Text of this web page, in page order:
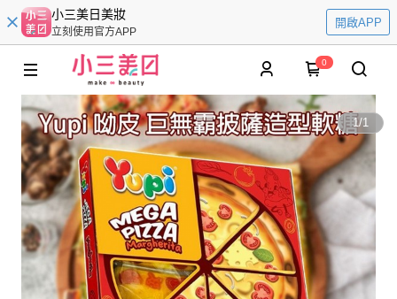
小三美日美妝
立刻使用官方APP
開啟APP
0
1/1